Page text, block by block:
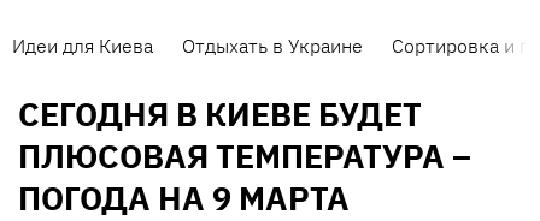
Идеи для Киева Отдыхать в Украине Сортировка и
CЕГОДНЯ В КИЕВЕ БУДЕТ
ПЛЮСОВАЯ ТЕМПЕРАТУРА –
ПОГОДА НА 9 МАРТА